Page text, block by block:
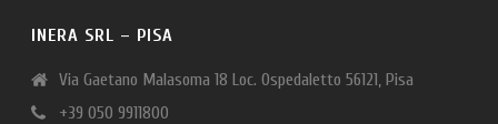
INERA SRL – PISA
Via Gaetano Malasoma 18 Loc. Ospedaletto 56121, Pisa
+39 050 9911800